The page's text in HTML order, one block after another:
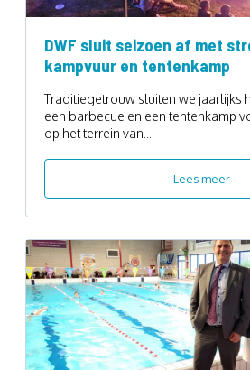
DWF sluit seizoen af met
kampvuur en tentenkamp
Traditiegetrouw sluiten we jaarlijks
een barbecue en een tentenkamp
op het terrein van...
Lees meer